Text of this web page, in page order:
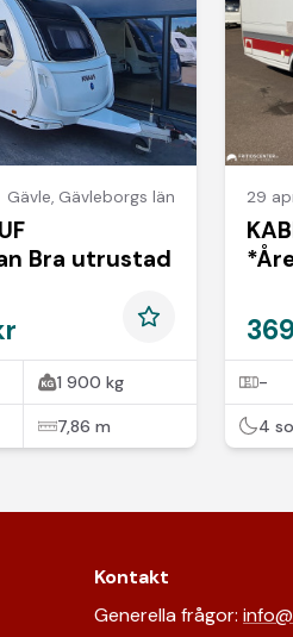
Gävle, Gävleborgs län
Bra utrustad
1 900 kg
7,86 m
29
-
4
Kontakt
Generella frågor: